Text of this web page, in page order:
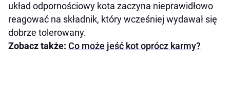
układ odpornościowy kota zaczyna nieprawidłowo
reagować na składnik, który wcześniej wydawał się
dobrze tolerowany.
Zobacz także: Co może jeść kot oprócz karmy?